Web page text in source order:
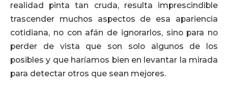
realidad pinta tan cruda, resulta imprescindible
trascender muchos aspectos de esa apariencia
cotidiana, no con afán de ignorarlos, sino para no
perder de vista que son solo algunos de los
posibles y que haríamos bien en levantar la mirada
para detectar otros que sean mejores.